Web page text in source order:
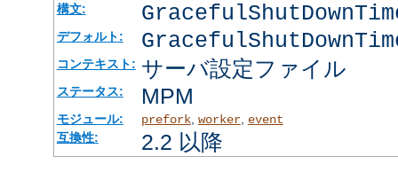
構文:
デフォルト:
コンテキスト: サーバ設定ファイル
ステータス: MPM
モジュール: prefork, worker, event
互換性:
2.2 以降